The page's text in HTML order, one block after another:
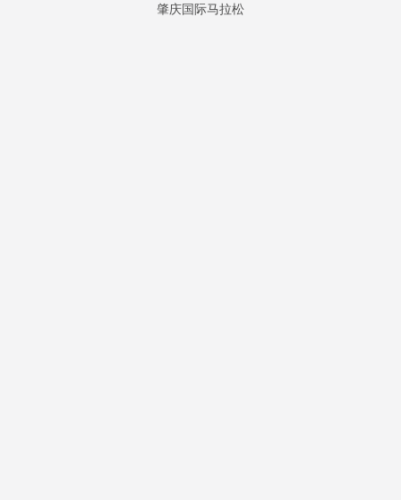
肇庆国际马拉松